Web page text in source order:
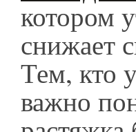
котором
снижает
Тем, кто
важно